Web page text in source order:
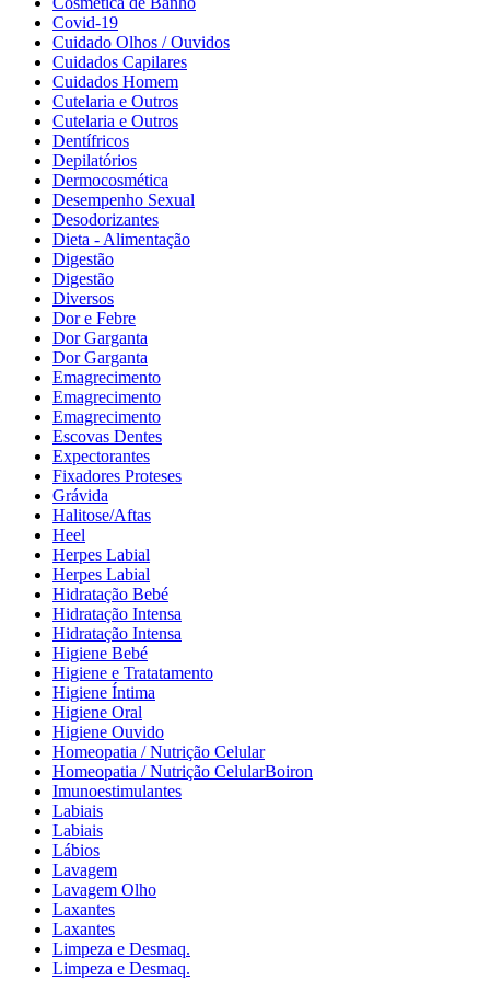
Covid-19
Cuidado Olhos / Ouvidos
Cuidados Capilares
Cuidados Homem
Cutelaria e Outros
Cutelaria e Outros
Dentífricos
Depilatórios
Dermocosmética
Desempenho Sexual
Desodorizantes
Dieta - Alimentação
Digestão
Digestão
Diversos
Dor e Febre
Dor Garganta
Dor Garganta
Emagrecimento
Emagrecimento
Emagrecimento
Escovas Dentes
Expectorantes
Fixadores Proteses
Grávida
Halitose/Aftas
Heel
Herpes Labial
Herpes Labial
Hidratação Bebé
Hidratação Intensa
Hidratação Intensa
Higiene Bebé
Higiene e Tratatamento
Higiene Íntima
Higiene Oral
Higiene Ouvido
Homeopatia / Nutrição Celular
Homeopatia / Nutrição CelularBoiron
Imunoestimulantes
Labiais
Labiais
Lábios
Lavagem
Lavagem Olho
Laxantes
Laxantes
Limpeza e Desmaq.
Limpeza e Desmaq.